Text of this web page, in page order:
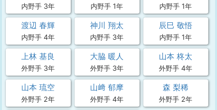
内野手 3年 内野手 1年 内野手 1年
渡辺 春輝
内野手 4年
神川 翔太
内野手 3年
辰巳 敬悟
内野手 1年
上林 基良
外野手 3年
大脇 暖人
外野手 3年
山本 柊太
外野手 4年
山本 琉空
外野手 2年
山﨑 郁摩
外野手 4年
森 梨稀
外野手 2年